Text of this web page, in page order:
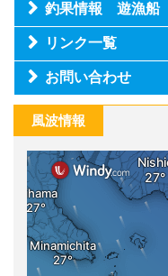
釣果情報 遊漁船
リンク一覧
お問い合わせ
風波情報